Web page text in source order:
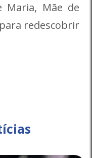
Maria, Mãe de
redescobrir